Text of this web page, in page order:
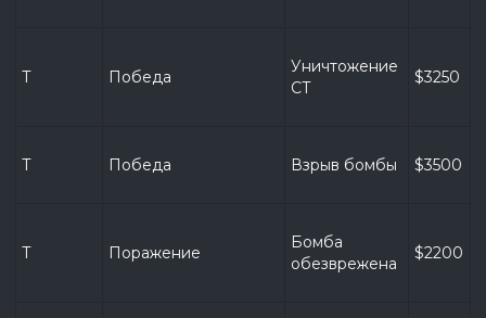
T Победа
Уничтожение
CT
$3250
T Победа Взрыв бомбы $3500
T Поражение
Бомба
обезврежена
$2200